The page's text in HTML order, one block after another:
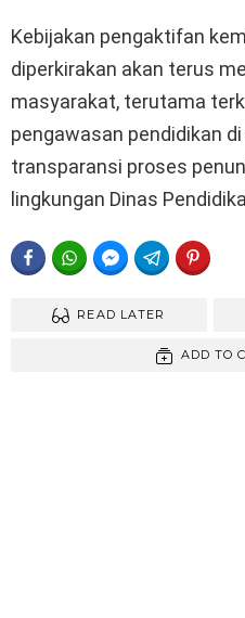
Kebijakan pengaktifan
diperkirakan akan terus
masyarakat, terutama
pengawasan pendidikan
transparansi proses
lingkungan Dinas
FACEBOOKWHATSAPPFACEBOOK
READ LATER
ADD TO